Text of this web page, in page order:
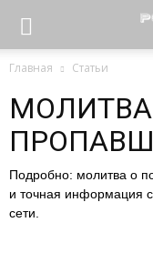
Главная Статьи
Подробно: молитва о
и точная информация
сети.